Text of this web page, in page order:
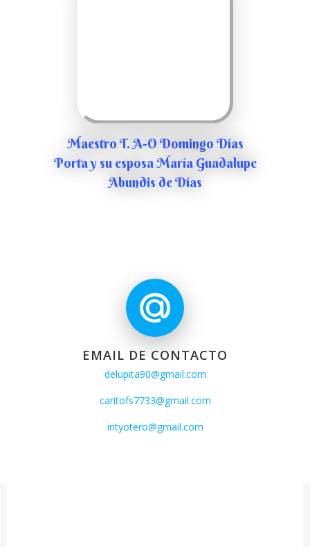
Maestro T. A-O Domingo Días
Porta y su esposa María Guadalupe
Abundis de Días
EMAIL DE CONTACTO
delupita90@gmail.com
caritofs7733@gmail.com
intyotero@gmail.com